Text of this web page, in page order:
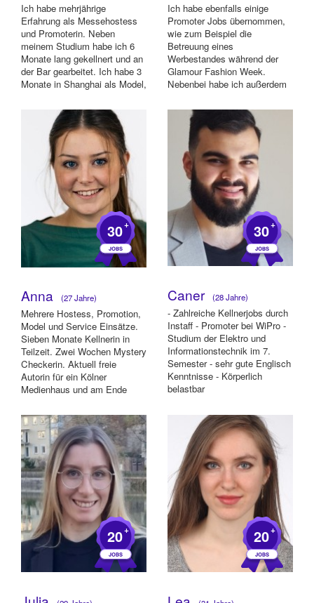
Ich habe mehrjährige
Erfahrung als Messehostess
und Promoterin. Neben
meinem Studium habe ich 6
Monate lang gekellnert und an
der Bar gearbeitet. Ich habe 3
Monate in Shanghai als Model,
Ich habe ebenfalls einige
Promoter Jobs übernommen,
wie zum Beispiel die
Betreuung eines
Werbestandes während der
Glamour Fashion Week.
Nebenbei habe ich außerdem
Marienburg al...
30+
Anna (27 Jahre)
Mehrere Hostess, Promotion,
Model und Service Einsätze.
Sieben Monate Kellnerin in
Teilzeit. Zwei Wochen Mystery
Checkerin. Aktuell freie
Autorin für ein Kölner
Medienhaus und am Ende
30+
Caner (28 Jahre)
- Zahlreiche Kellnerjobs durch
Instaff - Promoter bei WiPro -
Studium der Elektro und
Informationstechnik im 7.
Semester - sehr gute Englisch
Kenntnisse - Körperlich
belastbar
20+ 20+